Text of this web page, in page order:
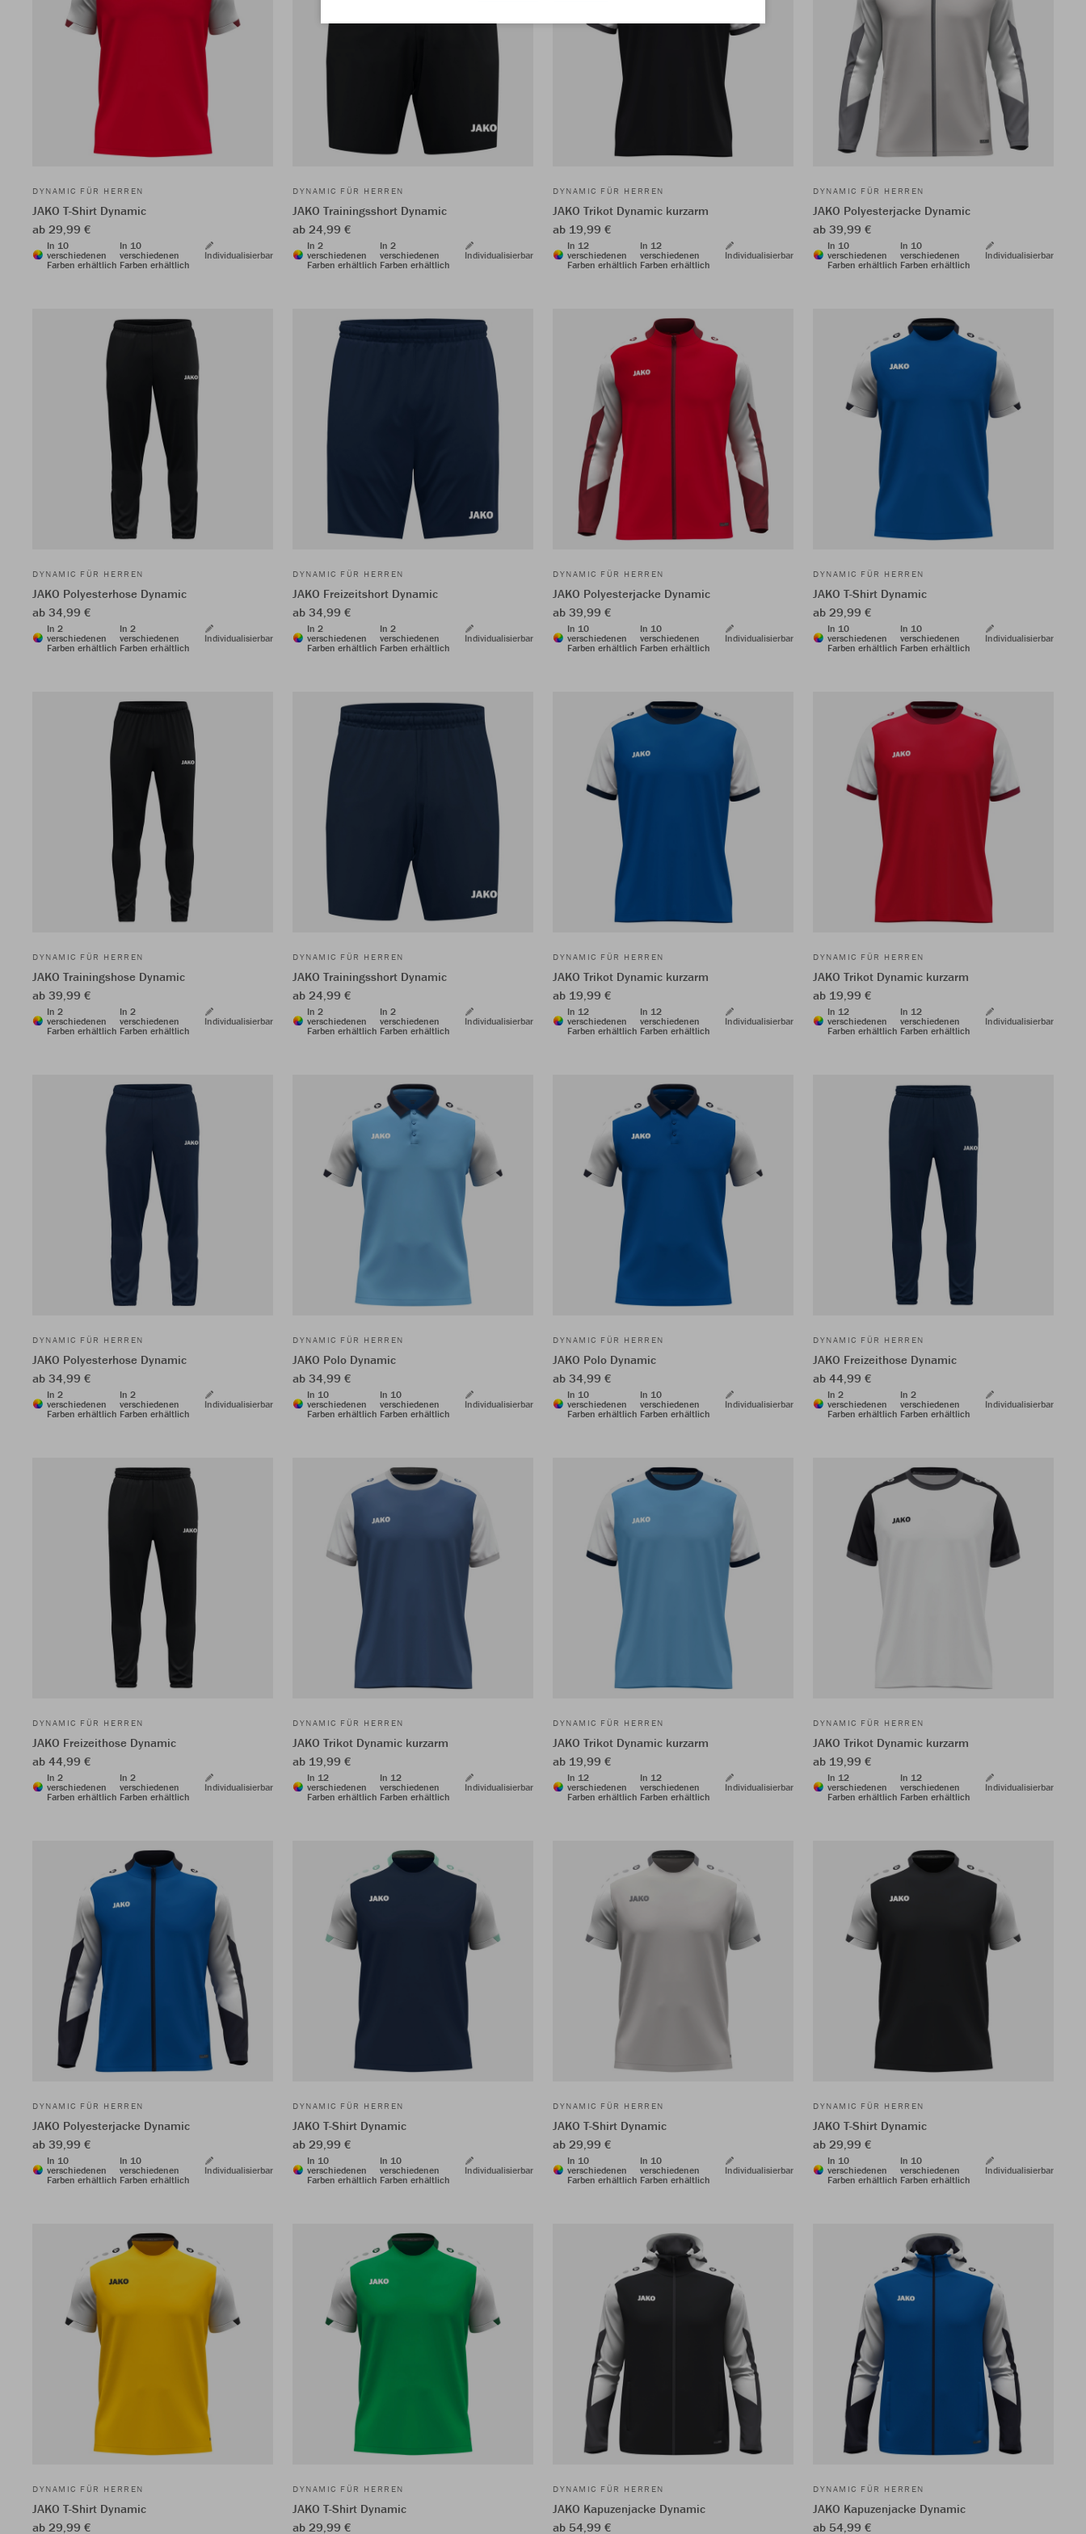
DYNAMIC FÜR HERREN
JAKO T-Shirt Dynamic
ab 29,99 €
In 10
verschiedenen
Farben erhältlich
In 10
verschiedenen
Farben erhältlich
Individualisierbar
DYNAMIC FÜR HERREN
JAKO Trainingsshort Dynamic
ab 24,99 €
In 2
verschiedenen
Farben erhältlich
In 2
verschiedenen
Farben erhältlich
Individualisierbar
DYNAMIC FÜR HERREN
JAKO Trikot Dynamic kurzarm
ab 19,99 €
In 12
verschiedenen
Farben erhältlich
In 12
verschiedenen
Farben erhältlich
Individualisierbar
DYNAMIC FÜR HERREN
JAKO Polyesterjacke Dynamic
ab 39,99 €
In 10
verschiedenen
Farben erhältlich
In 10
verschiedenen
Farben erhältlich
Individualisierbar
DYNAMIC FÜR HERREN
JAKO Polyesterhose Dynamic
ab 34,99 €
In 2
verschiedenen
Farben erhältlich
In 2
verschiedenen
Farben erhältlich
Individualisierbar
DYNAMIC FÜR HERREN
JAKO Freizeitshort Dynamic
ab 34,99 €
In 2
verschiedenen
Farben erhältlich
In 2
verschiedenen
Farben erhältlich
Individualisierbar
DYNAMIC FÜR HERREN
JAKO Polyesterjacke Dynamic
ab 39,99 €
In 10
verschiedenen
Farben erhältlich
In 10
verschiedenen
Farben erhältlich
Individualisierbar
DYNAMIC FÜR HERREN
JAKO T-Shirt Dynamic
ab 29,99 €
In 10
verschiedenen
Farben erhältlich
In 10
verschiedenen
Farben erhältlich
Individualisierbar
DYNAMIC FÜR HERREN
JAKO Trainingshose Dynamic
ab 39,99 €
In 2
verschiedenen
Farben erhältlich
In 2
verschiedenen
Farben erhältlich
Individualisierbar
DYNAMIC FÜR HERREN
JAKO Trainingsshort Dynamic
ab 24,99 €
In 2
verschiedenen
Farben erhältlich
In 2
verschiedenen
Farben erhältlich
Individualisierbar
DYNAMIC FÜR HERREN
JAKO Trikot Dynamic kurzarm
ab 19,99 €
In 12
verschiedenen
Farben erhältlich
In 12
verschiedenen
Farben erhältlich
Individualisierbar
DYNAMIC FÜR HERREN
JAKO Trikot Dynamic kurzarm
ab 19,99 €
In 12
verschiedenen
Farben erhältlich
In 12
verschiedenen
Farben erhältlich
Individualisierbar
DYNAMIC FÜR HERREN
JAKO Polyesterhose Dynamic
ab 34,99 €
In 2
verschiedenen
Farben erhältlich
In 2
verschiedenen
Farben erhältlich
Individualisierbar
DYNAMIC FÜR HERREN
JAKO Polo Dynamic
ab 34,99 €
In 10
verschiedenen
Farben erhältlich
In 10
verschiedenen
Farben erhältlich
Individualisierbar
DYNAMIC FÜR HERREN
JAKO Polo Dynamic
ab 34,99 €
In 10
verschiedenen
Farben erhältlich
In 10
verschiedenen
Farben erhältlich
Individualisierbar
DYNAMIC FÜR HERREN
JAKO Freizeithose Dynamic
ab 44,99 €
In 2
verschiedenen
Farben erhältlich
In 2
verschiedenen
Farben erhältlich
Individualisierbar
DYNAMIC FÜR HERREN
JAKO Freizeithose Dynamic
ab 44,99 €
In 2
verschiedenen
Farben erhältlich
In 2
verschiedenen
Farben erhältlich
Individualisierbar
DYNAMIC FÜR HERREN
JAKO Trikot Dynamic kurzarm
ab 19,99 €
In 12
verschiedenen
Farben erhältlich
In 12
verschiedenen
Farben erhältlich
Individualisierbar
DYNAMIC FÜR HERREN
JAKO Trikot Dynamic kurzarm
ab 19,99 €
In 12
verschiedenen
Farben erhältlich
In 12
verschiedenen
Farben erhältlich
Individualisierbar
DYNAMIC FÜR HERREN
JAKO Trikot Dynamic kurzarm
ab 19,99 €
In 12
verschiedenen
Farben erhältlich
In 12
verschiedenen
Farben erhältlich
Individualisierbar
DYNAMIC FÜR HERREN
JAKO Polyesterjacke Dynamic
ab 39,99 €
In 10
verschiedenen
Farben erhältlich
In 10
verschiedenen
Farben erhältlich
Individualisierbar
DYNAMIC FÜR HERREN
JAKO T-Shirt Dynamic
ab 29,99 €
In 10
verschiedenen
Farben erhältlich
In 10
verschiedenen
Farben erhältlich
Individualisierbar
DYNAMIC FÜR HERREN
JAKO T-Shirt Dynamic
ab 29,99 €
In 10
verschiedenen
Farben erhältlich
In 10
verschiedenen
Farben erhältlich
Individualisierbar
DYNAMIC FÜR HERREN
JAKO T-Shirt Dynamic
ab 29,99 €
In 10
verschiedenen
Farben erhältlich
In 10
verschiedenen
Farben erhältlich
Individualisierbar
DYNAMIC FÜR HERREN
JAKO T-Shirt Dynamic
ab 29,99 €
DYNAMIC FÜR HERREN
JAKO T-Shirt Dynamic
ab 29,99 €
DYNAMIC FÜR HERREN
JAKO Kapuzenjacke Dynamic
ab 54,99 €
DYNAMIC FÜR HERREN
JAKO Kapuzenjacke Dynamic
ab 54,99 €